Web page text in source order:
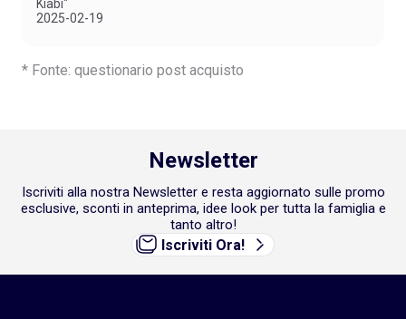
Kiabi"
2025-02-19
* Fonte: questionario post acquisto
Newsletter
Iscriviti alla nostra Newsletter e resta aggiornato sulle promo
esclusive, sconti in anteprima, idee look per tutta la famiglia e
tanto altro!
Iscriviti Ora!